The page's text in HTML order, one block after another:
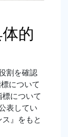
的
割を確認
について
について
表してい
』をもと